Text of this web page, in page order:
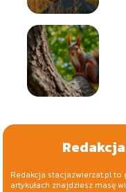
Redakcja stacjazwierzat.pl to
artykułach znajdziesz masę